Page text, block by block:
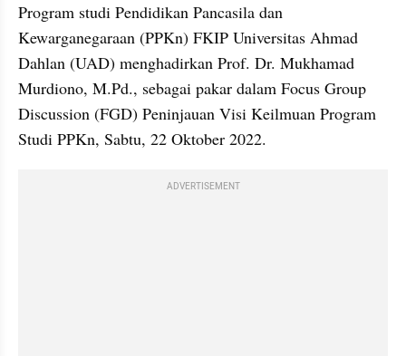
Program studi Pendidikan Pancasila dan
Kewarganegaraan (PPKn) FKIP Universitas Ahmad
Dahlan (UAD) menghadirkan Prof. Dr. Mukhamad
Murdiono, M.Pd., sebagai pakar dalam Focus Group
Discussion (FGD) Peninjauan Visi Keilmuan Program
Studi PPKn, Sabtu, 22 Oktober 2022.
ADVERTISEMENT